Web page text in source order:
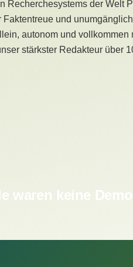
der Welt
und
autonom und
stärkster Redakteur über
waren keine